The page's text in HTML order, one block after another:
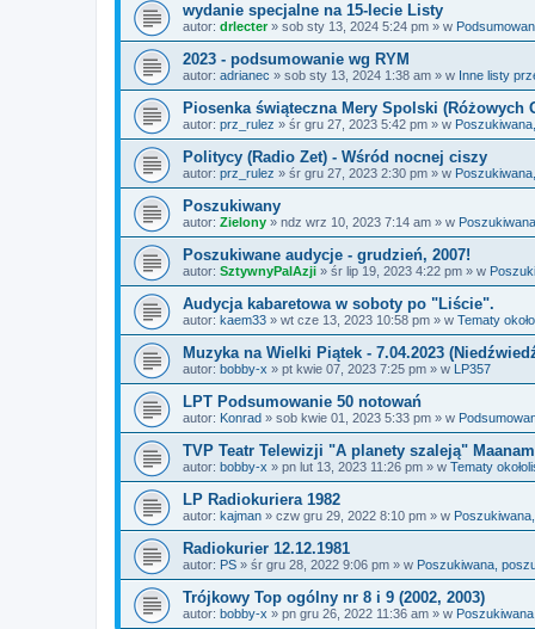
wydanie specjalne na 15-lecie Listy
autor: drlecter» sob sty 13, 2024 5:24 pm » w
2023 - podsumowanie wg RYM
autor: adrianec » sob sty 13, 2024 1:38 am » w Inne listy
Piosenka świąteczna Mery Spolski (Różowych
autor: prz_rulez » śr gru 27, 2023 5:42 pm » w
Politycy (Radio Zet) - Wśród nocnej ciszy
autor: prz_rulez » śr gru 27, 2023 2:30 pm » w
Poszukiwany
autor: Zielony » ndz wrz 10, 2023 7:14 am » w
Poszukiwane audycje - grudzień, 2007!
autor: SztywnyPalAzji » śr lip 19, 2023 4:22 pm » w
Audycja kabaretowa w soboty po "Liście".
autor: kaem33 » wt cze 13, 2023 10:58 pm » w Tematy
Muzyka na Wielki Piątek - 7.04.2023
autor: bobby-x » pt kwie 07, 2023 7:25 pm » w LP357
LPT Podsumowanie 50 notowań
autor: Konrad » sob kwie 01, 2023 5:33 pm » w
TVP Teatr Telewizji "A planety szaleją" Maanam
autor: bobby-x » pn lut 13, 2023 11:26 pm » w Tematy
LP Radiokuriera 1982
autor: kajman » czw gru 29, 2022 8:10 pm » w
Radiokurier 12.12.1981
autor: PS » śr gru 28, 2022 9:06 pm » w Poszukiwana,
Trójkowy Top ogólny nr 8 i 9 (2002, 2003)
autor: bobby-x » pn gru 26, 2022 11:36 am » w